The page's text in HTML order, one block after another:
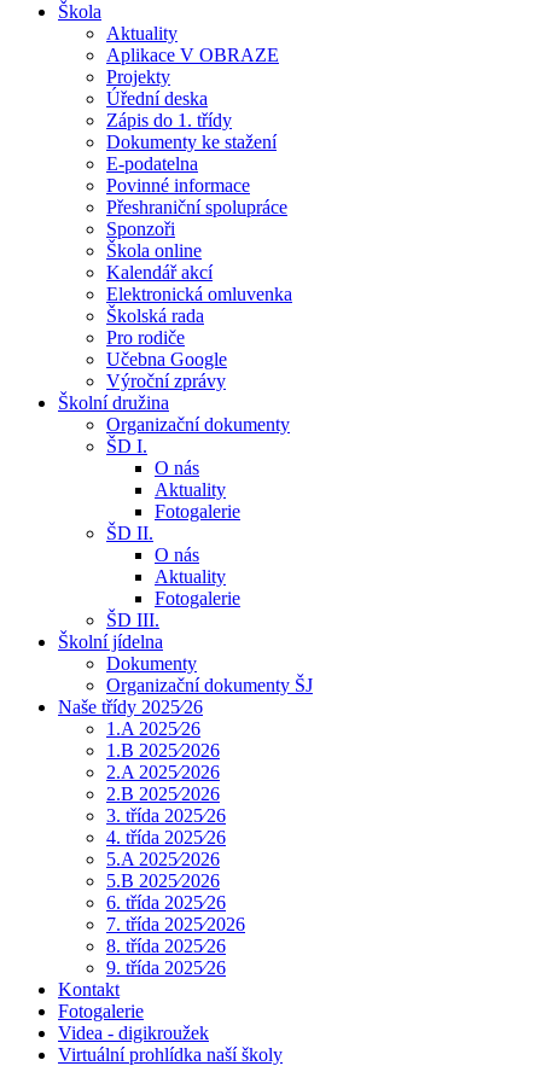
Škola
Aktuality
Aplikace V OBRAZE
Projekty
Úřední deska
Zápis do 1. třídy
Dokumenty ke stažení
E-podatelna
Povinné informace
Přeshraniční spolupráce
Sponzoři
Škola online
Kalendář akcí
Elektronická omluvenka
Školská rada
Pro rodiče
Učebna Google
Výroční zprávy
Školní družina
Organizační dokumenty
ŠD I.
O nás
Aktuality
Fotogalerie
ŠD II.
O nás
Aktuality
Fotogalerie
ŠD III.
Školní jídelna
Dokumenty
Organizační dokumenty ŠJ
Naše třídy 2025⁄26
1.A 2025⁄26
1.B 2025⁄2026
2.A 2025⁄2026
2.B 2025⁄2026
3. třída 2025⁄26
4. třída 2025⁄26
5.A 2025⁄2026
5.B 2025⁄2026
6. třída 2025⁄26
7. třída 2025⁄2026
8. třída 2025⁄26
9. třída 2025⁄26
Kontakt
Fotogalerie
Videa - digikroužek
Virtuální prohlídka naší školy